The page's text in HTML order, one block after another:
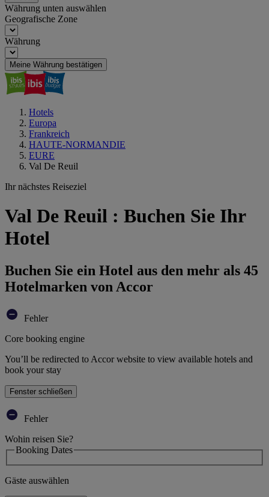
Währung unten auswählen
Geografische Zone
Währung
Meine Währung bestätigen
Hotels
Europa
Frankreich
HAUTE-NORMANDIE
EURE
Val De Reuil
Ihr nächstes Reiseziel
Val De Reuil : Buchen Sie Ihr
Hotel
Buchen Sie ein Hotel aus den mehr als 45
Hotelmarken von Accor
Fehler
Core booking engine
You’ll be redirected to Accor website to view available hotels and
book your stay
Fenster schließen
Fehler
Wohin reisen Sie?
Booking Dates
Gäste auswählen